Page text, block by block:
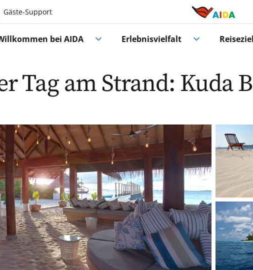
Gäste-Support
bei AIDA Erlebnisvielfalt
Tag am Strand: Kuda